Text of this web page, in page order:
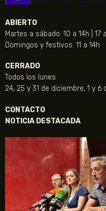
ABIERTO
Martes a sábado: 10 a 14h | 17
Domingos y festivos: 11 a 14h
CERRADO
Todos los lunes
24, 25 y 31 de diciembre, 1 y 6
CONTACTO
NOTICIA DESTACADA